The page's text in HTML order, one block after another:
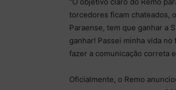
torcedores ficam chateados,
Paraense, tem que ganhar a
ganhar! Passei minha vida
fazer a comunicação correta
Oficialmente, o Remo